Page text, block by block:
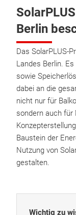
Berlin
Das SolarPLUS-
Landes Berlin.
sowie
dabei an die
nicht nur für
sondern auch
Baustein der
Nutzung von
gestalten.
Wichtig zu